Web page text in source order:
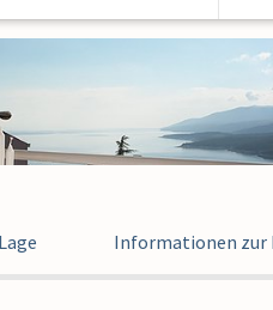
Lage Informationen zur